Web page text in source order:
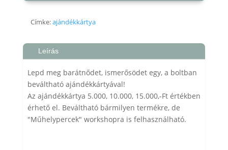
Címke:ajándékkártya
Leírás
Lepd meg barátnődet, ismerősödet egy, a boltban
beváltható ajándékkártyával!
Az ajándékkártya 5.000, 10.000, 15.000,-Ft értékben
érhető el. Beváltható bármilyen termékre, de
"Műhelypercek" workshopra is felhasználható.